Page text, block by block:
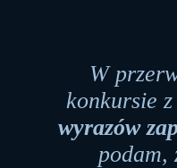
W
konkursie
wyrazów
podam,